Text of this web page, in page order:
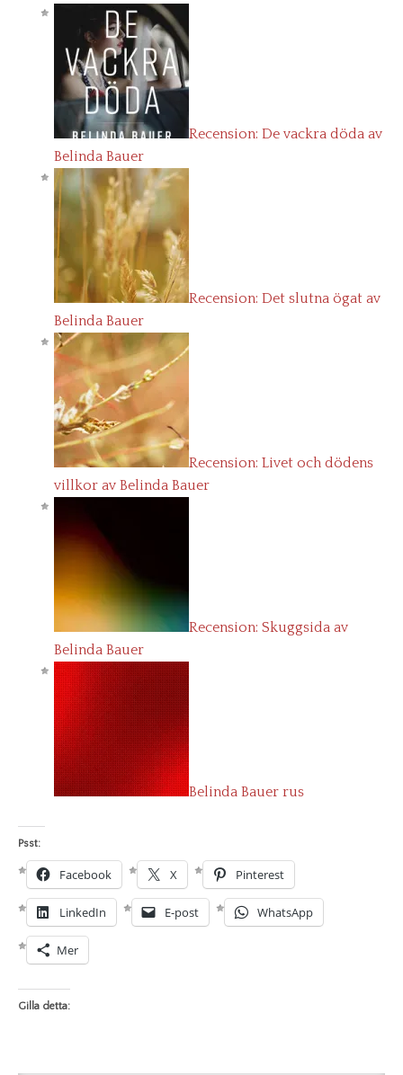
Recension: De vackra döda av
Belinda Bauer
Recension: Det slutna ögat av
Belinda Bauer
Recension: Livet och dödens
villkor av Belinda Bauer
Recension: Skuggsida av
Belinda Bauer
Belinda Bauer rus
Psst:
Facebook X Pinterest
LinkedIn E-post WhatsApp
Mer
Gilla detta: